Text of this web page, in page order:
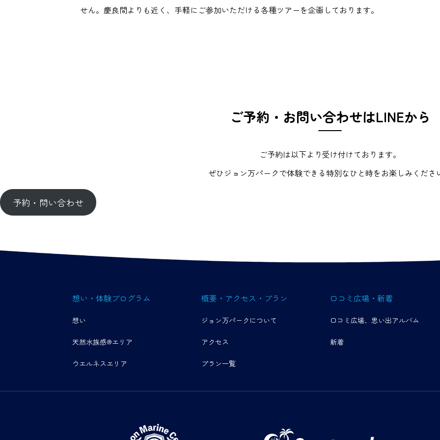
せん。慶良間よりも近く、手軽にご参加いただける各種ツアーを企画しております。
ご予約・お問い合わせはLINEから
ご予約は以下より受け付けております。
ぜひジョン万パークで体験できる特別なひと時をお楽しみくださ
予約・問い合わせ
想い・体験プログラム
想い
天然水族感®エリア
ウエルネスエリア
概要・アクセス・プラン
ジョン万パークについて
アクセス
プラン一覧
口コミ広場・新着
口コミ広場、思い出アルバム
新着